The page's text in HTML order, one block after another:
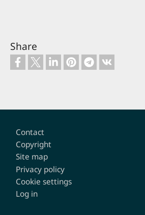
Share
Footer
Contact
Copyright
Site map
Privacy policy
Cookie settings
Log in